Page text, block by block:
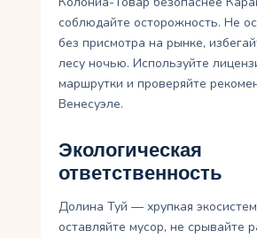
соблюдайте осторожность. Не
без присмотра на рынке,
лесу ночью. Используйте
маршрутки и проверяйте
Венесуэле.
Экологическая
ответственность
Долина Туй — хрупкая
оставляйте мусор, не срывайте